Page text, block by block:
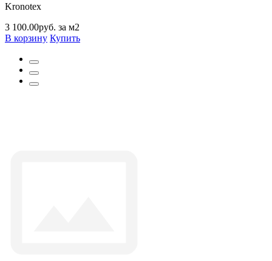
Kronotex
3 100.00руб. за м2
В корзину Купить